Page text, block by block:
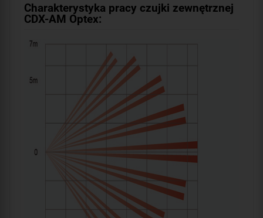
Charakterystyka pracy czujki zewnętrznej
CDX-AM Optex: